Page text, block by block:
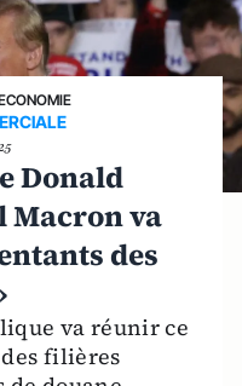
Donald
Macron va
des
va réunir ce
filières